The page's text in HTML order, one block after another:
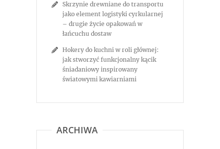
Skrzynie drewniane do transportu
jako element logistyki cyrkularnej
– drugie życie opakowań w
łańcuchu dostaw
Hokery do kuchni w roli głównej:
jak stworzyć funkcjonalny kącik
śniadaniowy inspirowany
światowymi kawiarniami
ARCHIWA